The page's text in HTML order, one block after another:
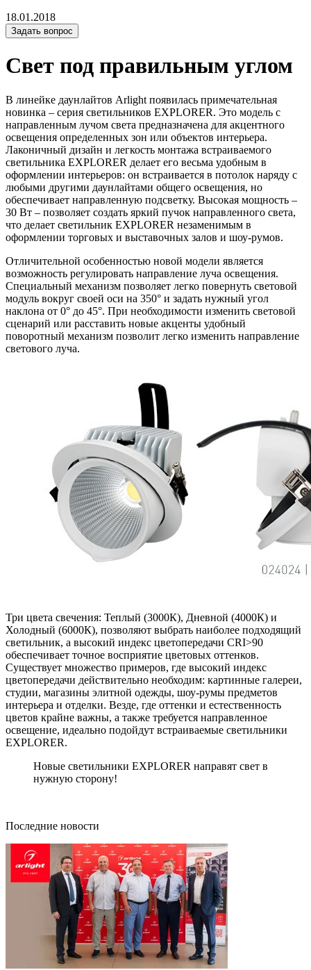
18.01.2018
Задать вопрос
Свет под правильным углом
В линейке даунлайтов Arlight появилась примечательная
новинка – серия светильников EXPLORER. Это модель с
направленным лучом света предназначена для акцентного
освещения определенных зон или объектов интерьера.
Лаконичный дизайн и легкость монтажа встраиваемого
светильника EXPLORER делает его весьма удобным в
оформлении интерьеров: он встраивается в потолок наряду с
любыми другими даунлайтами общего освещения, но
обеспечивает направленную подсветку. Высокая мощность –
30 Вт – позволяет создать яркий пучок направленного света,
что делает светильник EXPLORER незаменимым в
оформлении торговых и выставочных залов и шоу-румов.
Отличительной особенностью новой модели является
возможность регулировать направление луча освещения.
Специальный механизм позволяет легко повернуть световой
модуль вокруг своей оси на 350° и задать нужный угол
наклона от 0° до 45°. При необходимости изменить световой
сценарий или расставить новые акценты удобный
поворотный механизм позволит легко изменить направление
светового луча.
Три цвета свечения: Теплый (3000К), Дневной (4000К) и
Холодный (6000К), позволяют выбрать наиболее подходящий
светильник, а высокий индекс цветопередачи CRI>90
обеспечивает точное восприятие цветовых оттенков.
Существует множество примеров, где высокий индекс
цветопередачи действительно необходим: картинные галереи,
студии, магазины элитной одежды, шоу-румы предметов
интерьера и отделки. Везде, где оттенки и естественность
цветов крайне важны, а также требуется направленное
освещение, идеально подойдут встраиваемые светильники
EXPLORER.
Новые светильники EXPLORER направят свет в
нужную сторону!
Последние новости